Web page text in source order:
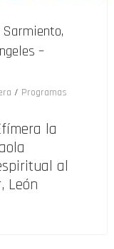
–
/ Programas
la
al
León